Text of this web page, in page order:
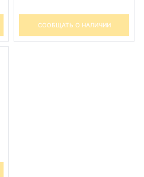
СООБЩАТЬ О НАЛИЧИИ